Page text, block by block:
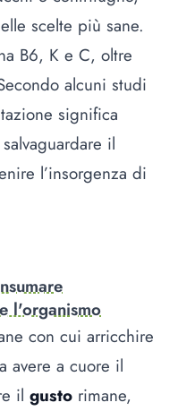
scelte più sane.
B6, K e C, oltre
alcuni studi
significa
il
l’insorgenza di
l'organismo
con cui arricchire
avere a cuore il
il gusto rimane,